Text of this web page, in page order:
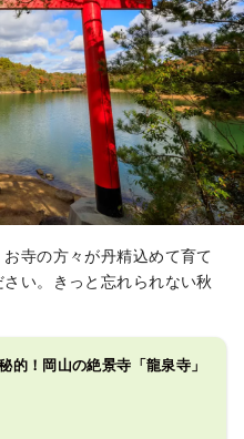
寺の方々が丹精込めて育て
い。きっと忘れられない秋
的！岡山の絶景寺「龍泉寺」